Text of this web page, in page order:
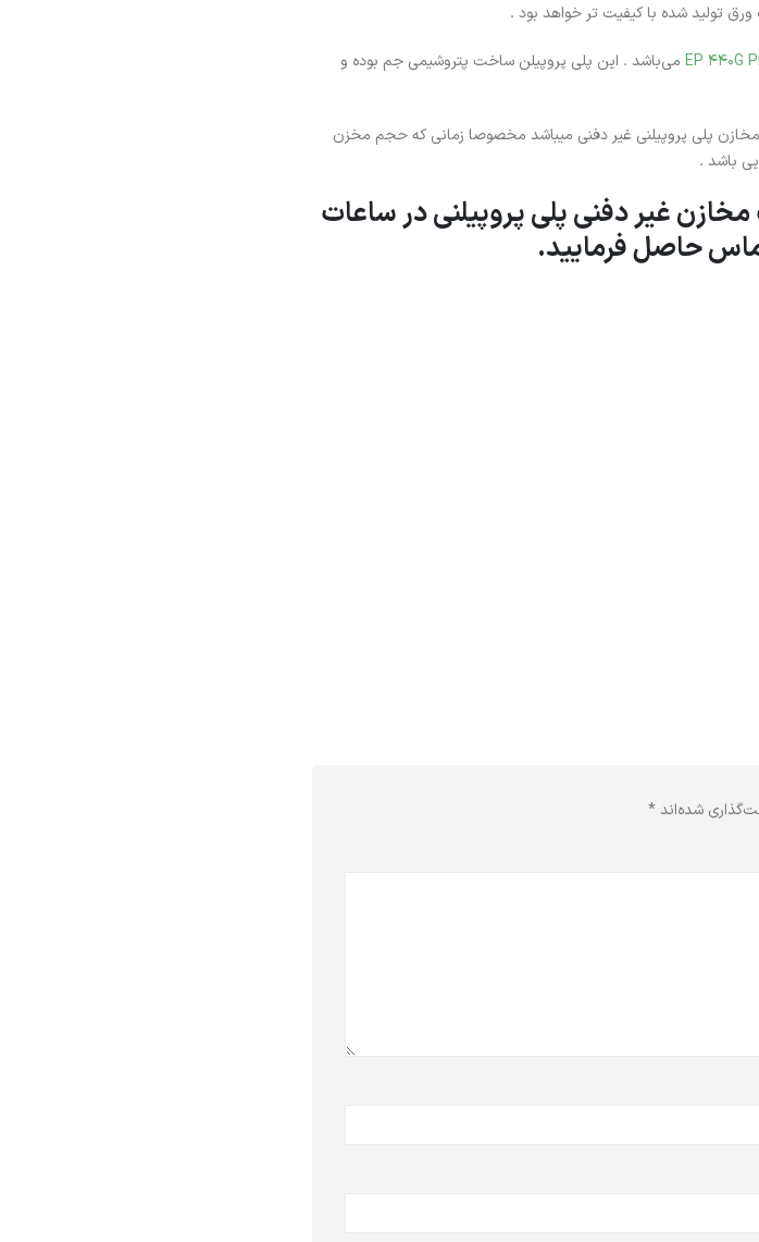
ورق تولید شده با کیفیت تر خواهد بود .
می‌باشد . این پلی پروپیلن ساخت پتروشیمی جم بوده و
مخازن پلی پروپیلنی غیر دفنی میباشد مخصوصا زمانی که حجم مخزن
باشد .
غیر دفنی پلی پروپیلنی در ساعات
حاصل فرمایید.
شده‌اند*